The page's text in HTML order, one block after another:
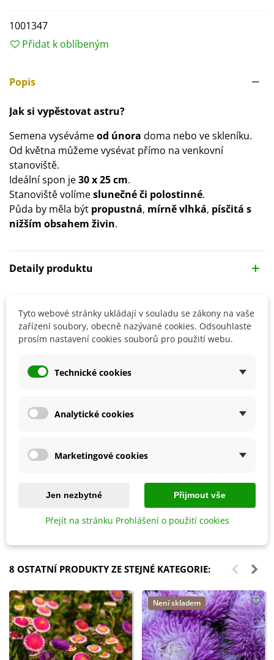
1001347
Přidat k oblíbeným
Popis
Jak si vypěstovat astru?
Semena vysévámeod února doma nebo ve skleníku.
Od května můžeme vysévat přímo na venkovní
stanoviště.
Ideální spon je30 x 25 cm.
Stanoviště volímeslunečné či polostinné.
Půda by měla být propustná, mírně vlhká, písčitá s
nižším obsahem živin.
Detaily produktu
Biochar Mini start - aktivní uhlí
105 Kč
Hoštické slepičince -
granulované - 2,5 kg
178 Kč
8 OSTATNÍ PRODUKTY ZE STEJNÉ KATEGORIE:
Není skladem
Tyto webové stránky ukládají v souladu se zákony na vaše
zařízení soubory, obecně nazývané cookies. Odsouhlaste
prosím nastavení cookies souborů pro použití webu.
Technické cookies
Analytické cookies
Marketingové cookies
Jen nezbytné Přijmout vše
Přejít na stránku Prohlášení o použití cookies